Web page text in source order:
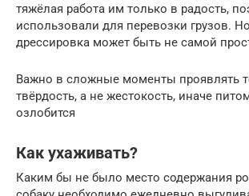
тяжёлая работа им только в радость,
использовали для перевозки грузов.
дрессировка может быть не самой
Важно в сложные моменты проявлять
твёрдость, а не жестокость, иначе
озлобится
Как ухаживать?
Каким бы не было место содержания